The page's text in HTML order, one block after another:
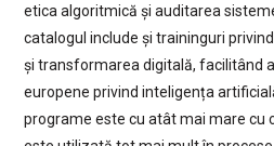
etica algoritmică și auditarea
catalogul include și traininguri
și transformarea digitală, facilitând
europene privind inteligența
programe este cu atât mai mare cu